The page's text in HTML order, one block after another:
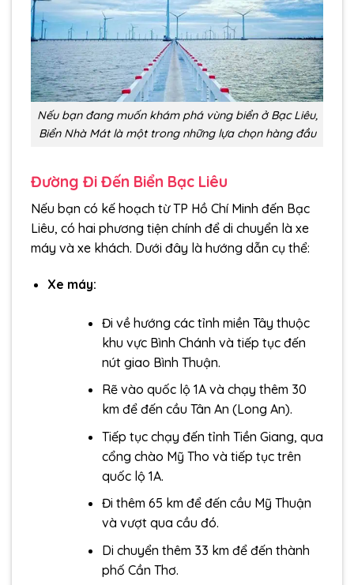
Nếu bạn đang muốn khám phá vùng biển ở Bạc Liêu,
Biển Nhà Mát là một trong những lựa chọn hàng đầu
Đường Đi Đến Biển Bạc Liêu
Nếu bạn có kế hoạch từ TP Hồ Chí Minh đến Bạc
Liêu, có hai phương tiện chính để di chuyển là xe
máy và xe khách. Dưới đây là hướng dẫn cụ thể:
Xe máy:
Đi về hướng các tỉnh miền Tây thuộc
khu vực Bình Chánh và tiếp tục đến
nút giao Bình Thuận.
Rẽ vào quốc lộ 1A và chạy thêm 30
km để đến cầu Tân An (Long An).
Tiếp tục chạy đến tỉnh Tiền Giang, qua
cổng chào Mỹ Tho và tiếp tục trên
quốc lộ 1A.
Đi thêm 65 km để đến cầu Mỹ Thuận
và vượt qua cầu đó.
Di chuyển thêm 33 km để đến thành
phố Cần Thơ.